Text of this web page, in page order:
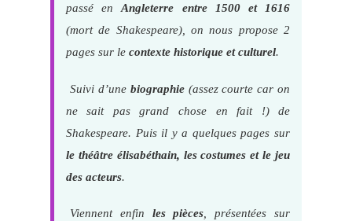
passé enAngleterre entre 1500 et 1616
(mort de Shakespeare), on nous propose 2
pages sur le contexte historique et culturel.
Suivi d’une biographie(assez courte car on
ne sait pas grand chose en fait !) de
Shakespeare. Puis il y a quelques pages sur
le théâtre élisabéthain, les costumes et le jeu
des acteurs.
Viennent enfin les pièces , présentées sur